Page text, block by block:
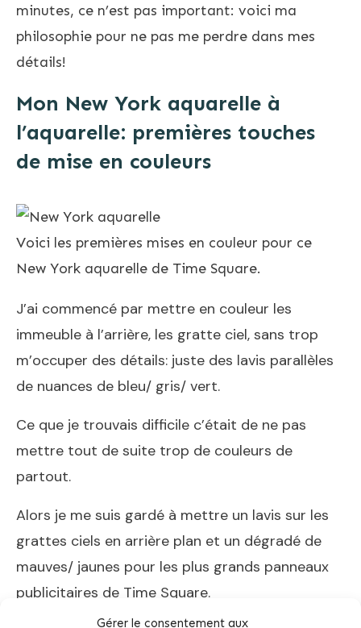
Gérer le consentement aux
minutes, ce n’est pas important: voici ma
philosophie pour ne pas me perdre dans mes
détails!
Mon New York aquarelle à
l’aquarelle: premières touches
de mise en couleurs
Voici les premières mises en couleur pour ce
New York aquarelle de Time Square.
J’ai commencé par mettre en couleur les
immeuble à l’arrière, les gratte ciel, sans trop
m’occuper des détails: juste des lavis parallèles
de nuances de bleu/ gris/ vert.
Ce que je trouvais difficile c’était de ne pas
mettre tout de suite trop de couleurs de
partout.
Alors je me suis gardé à mettre un lavis sur les
grattes ciels en arrière plan et un dégradé de
mauves/ jaunes pour les plus grands panneaux
publicitaires de Time Square.